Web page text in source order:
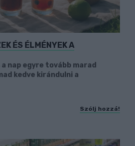
ÉS ÉLMÉNYEK A
nap egyre tovább marad
kedve kirándulni a
Szólj hozzá!